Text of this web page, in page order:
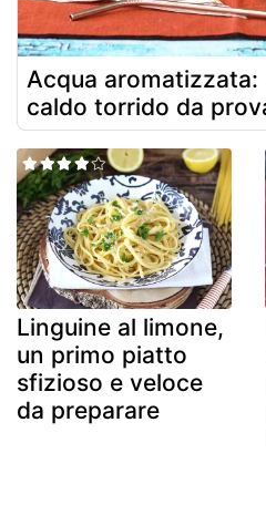
Acqua
caldo torrido da
Linguine al limone,
un primo piatto
sfizioso e veloce
da preparare